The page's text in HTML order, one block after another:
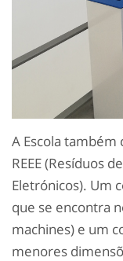
A Escola
REEE (Resíduos
Eletrónicos). Um
que se encontra
machines) e um
menores